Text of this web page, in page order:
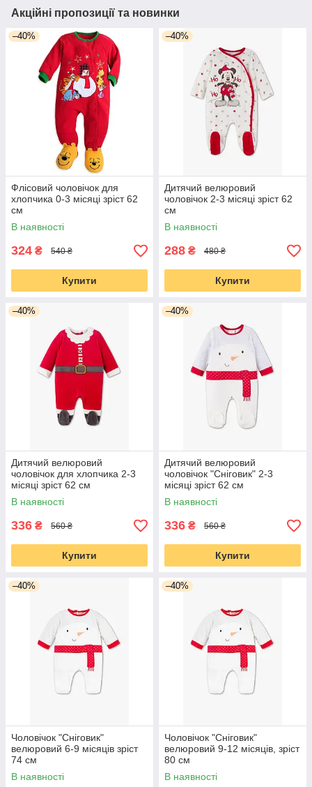
Акційні пропозиції та новинки
–40%
Флісовий чоловічок для
хлопчика 0-3 місяці зріст 62
см
В наявності
324 ₴ 540 ₴
Купити
–40%
Дитячий велюровий
чоловічок 2-3 місяці зріст 62
см
В наявності
288 ₴ 480 ₴
Купити
–40%
Дитячий велюровий
чоловічок для хлопчика 2-3
місяці зріст 62 см
В наявності
336 ₴ 560 ₴
Купити
–40%
Дитячий велюровий
чоловічок "Сніговик" 2-3
місяці зріст 62 см
В наявності
336 ₴ 560 ₴
Купити
–40%
Чоловічок "Сніговик"
велюровий 6-9 місяців зріст
74 см
В наявності
–40%
Чоловічок "Сніговик"
велюровий 9-12 місяців, зріст
80 см
В наявності